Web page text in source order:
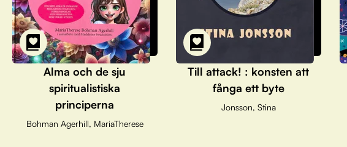
Alma och de sju
spiritualistiska
principerna
Bohman Agerhill, MariaTherese
Till attack! : konsten att
fånga ett byte
Jonsson, Stina